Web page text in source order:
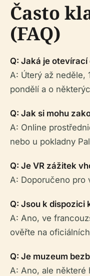
Často
(FAQ)
Q: Jaká je otevírací
A: Úterý až neděle,
pondělí a o
Q: Jak si mohu
A: Online
nebo u pokladny
Q: Je VR zážitek
A: Doporučeno pro
Q: Jsou k dispozici
A: Ano, ve
ověřte na
Q: Je muzeum
A: Ano, ale některé